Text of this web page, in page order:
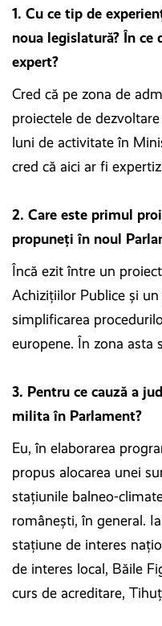
1. Cu ce tip de
noua legislatură? În ce
expert?
Cred că pe zona de
proiectele de
luni de activitate în
cred că aici ar fi
2. Care este primul
propuneți în noul
Încă ezit între un
Achiziţiilor Publice şi
simplificarea
europene. În zona asta
3. Pentru ce cauză a
milita în Parlament?
Eu, în elaborarea
propus alocarea unei
staţiunile balneo-
româneşti, în general.
staţiune de interes
de interes local, Băile
curs de acreditare,